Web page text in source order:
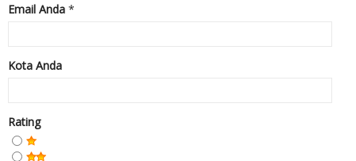
Email Anda *
Kota Anda
Rating